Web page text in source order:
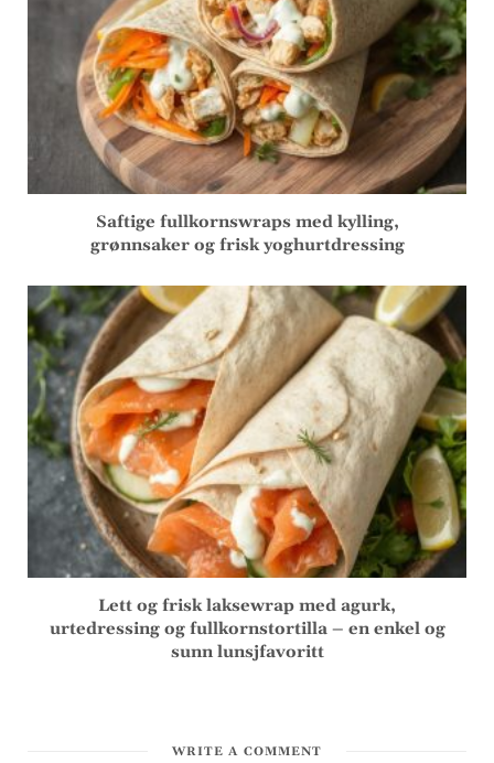
Saftige fullkornswraps med kylling,
grønnsaker og frisk yoghurtdressing
Lett og frisk laksewrap med agurk,
urtedressing og fullkornstortilla – en enkel og
sunn lunsjfavoritt
WRITE A COMMENT